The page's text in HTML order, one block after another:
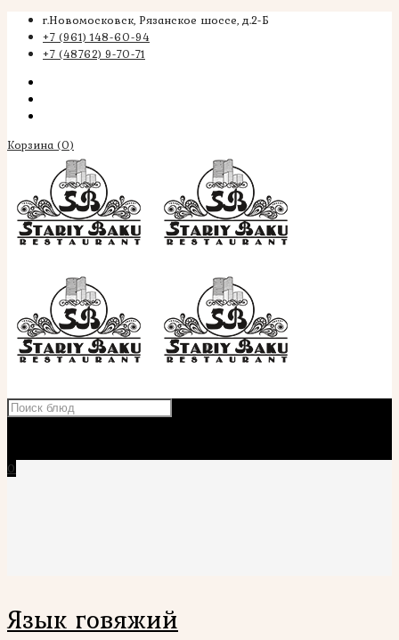
г.Новомосковск, Рязанское шоссе, д.2-Б
+7 (961) 148-60-94
+7 (48762) 9-70-71
Корзина (0)
0
Язык говяжий